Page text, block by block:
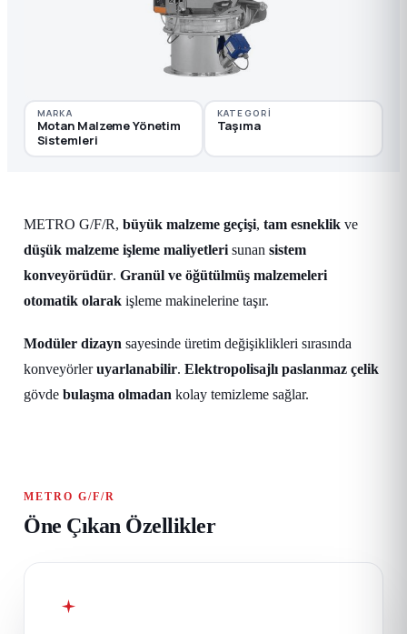
MARKA
Motan Malzeme Yönetim
Sistemleri
KATEGORI
Taşıma
METRO G/F/R, büyük malzeme geçişi, tam esneklik ve
düşük malzeme işleme maliyetleri sunan sistem
konveyörüdür. Granül ve öğütülmüş malzemeleri
otomatik olarak işleme makinelerine taşır.
Modüler dizayn sayesinde üretim değişiklikleri sırasında
konveyörleruyarlanabilir. Elektropolisajlı paslanmaz çelik
gövde bulaşma olmadan kolay temizleme sağlar.
METRO G/F/R
Öne Çıkan Özellikler